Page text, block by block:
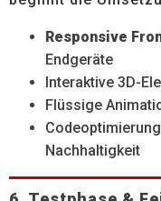
Responsive
Endgeräte
Interaktive 3D-
Flüssige
Nachhaltigkeit